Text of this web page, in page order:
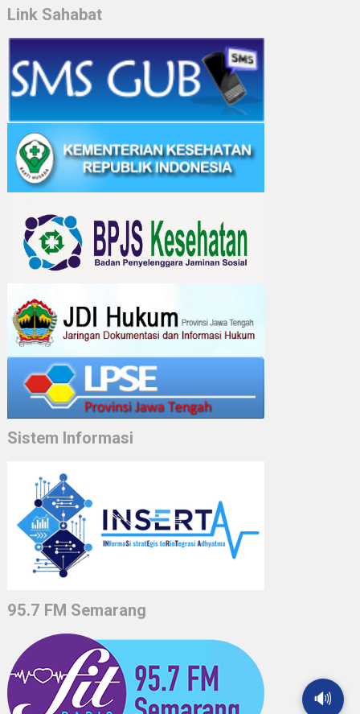
Link Sahabat
Sistem Informasi
95.7 FM Semarang
🔊